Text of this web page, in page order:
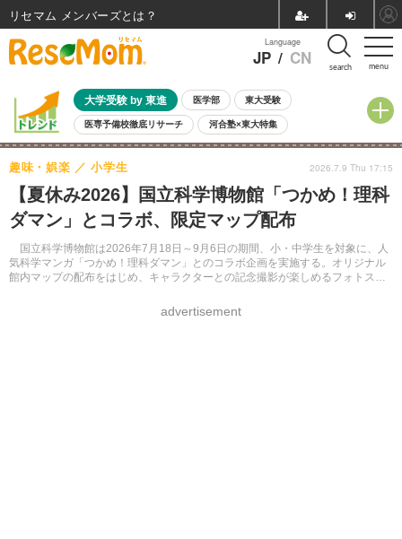
menu
Language
JP / CN search
大学受験 by 東進 医学部 東大受験
医専予備校徹底リサーチ 河合塾×東大特集
親子で考える大学選び 高校受験 中学受験 小学校受験
共通テスト 夏休み
8月開催イベント・WS 全国公立高校 過去問 人気記事
自由研究教材（小学生向け） 自由研究教材（中学生向け）
【夏休み2026】国立科学博物館「つかめ！理科
ダマン」とコラボ、限定マップ配布
国立科学博物館は2026年7月18日～9月6日の期間、小・中学生を対象に、人
気科学マンガ「つかめ！理科ダマン」とのコラボ企画を実施する。オリジナル
館内マップの配布をはじめ、キャラクターとの記念撮影が楽しめるフォトスポ
趣味・娯楽 小学生
advertisement
2026.7.9 Thu 17:15
リセマム メンバーズ